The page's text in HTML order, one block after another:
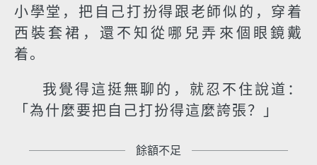
小學堂，把自己打扮得跟老師似的，穿着
西裝套裙，還不知從哪兒弄來個眼鏡戴
着。
我覺得這挺無聊的，就忍不住說道：
「為什麼要把自己打扮得這麼誇張？」
餘額不足